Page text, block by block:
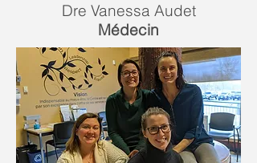
Dre Vanessa Audet
Médecin